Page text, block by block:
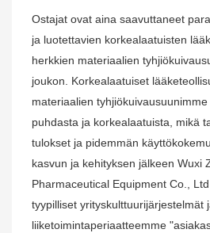
Ostajat ovat aina saavuttaneet
ja luotettavien korkealaatuisten
herkkien materiaalien
joukon. Korkealaatuiset
materiaalien
puhdasta ja korkealaatuista, mikä
tulokset ja pidemmän
kasvun ja kehityksen jälkeen Wuxi
Pharmaceutical Equipment Co.,
tyypilliset yrityskulttuurijärjestelmät
liiketoimintaperiaatteemme